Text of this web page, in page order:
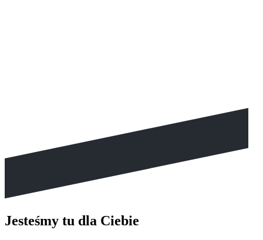
Jesteśmy tu dla Ciebie